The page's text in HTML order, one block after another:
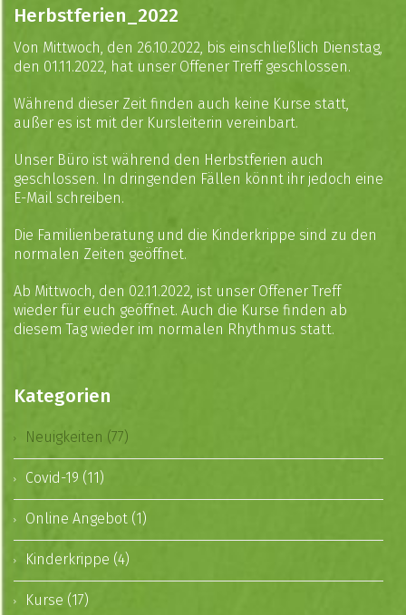
Herbstferien_2022
Von Mittwoch, den 26.10.2022, bis einschließlich Dienstag,
den 01.11.2022, hat unser Offener Treff geschlossen.
Während dieser Zeit finden auch keine Kurse statt,
außer es ist mit der Kursleiterin vereinbart.
Unser Büro ist während den Herbstferien auch
geschlossen. In dringenden Fällen könnt ihr jedoch eine
E-Mail schreiben.
Die Familienberatung und die Kinderkrippe sind zu den
normalen Zeiten geöffnet.
Ab Mittwoch, den 02.11.2022, ist unser Offener Treff
wieder für euch geöffnet. Auch die Kurse finden ab
diesem Tag wieder im normalen Rhythmus statt.
Kategorien
Neuigkeiten (77)
Covid-19 (11)
Online Angebot (1)
Kinderkrippe (4)
Kurse (17)